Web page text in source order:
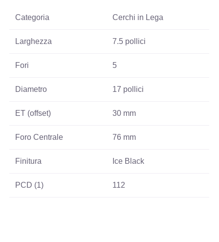
Categoria Cerchi in Lega
Larghezza 7.5 pollici
Fori 5
Diametro 17 pollici
ET (offset) 30 mm
Foro Centrale 76 mm
Finitura Ice Black
PCD (1) 112